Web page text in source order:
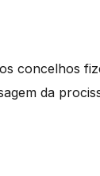
concelhos
da